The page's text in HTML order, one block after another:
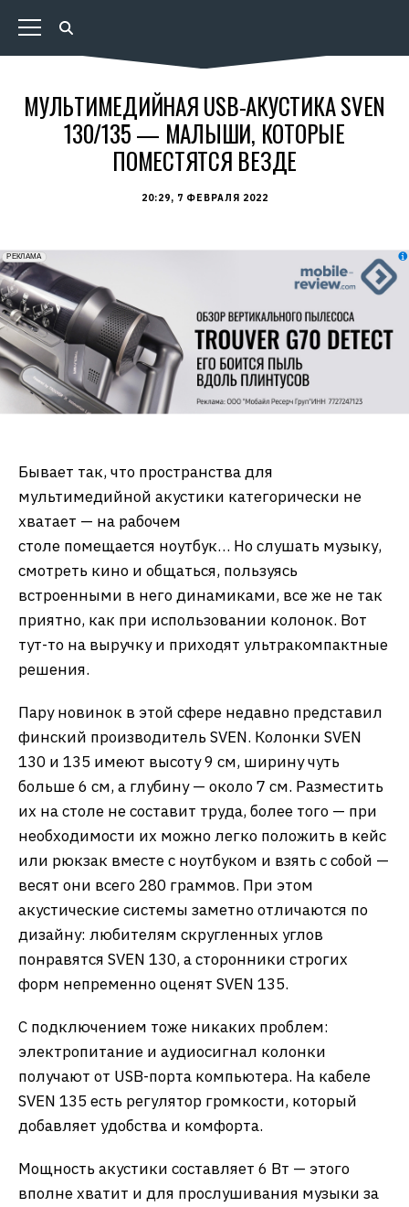
МУЛЬТИМЕДИЙНАЯ USB-АКУСТИКА SVEN
130/135 — МАЛЫШИ, КОТОРЫЕ
ПОМЕСТЯТСЯ ВЕЗДЕ
20:29, 7 ФЕВРАЛЯ 2022
erid: 2VfnxxmNzs5
РЕКЛАМА
Бывает так, что пространства для
мультимедийной акустики категорически не
хватает — на рабочем
столе помещается ноутбук… Но слушать музыку,
смотреть кино и общаться, пользуясь
встроенными в него динамиками, все же не так
приятно, как при использовании колонок. Вот
тут-то на выручку и приходят ультракомпактные
решения.
Пару новинок в этой сфере недавно представил
финский производитель SVEN. Колонки SVEN
130 и 135 имеют высоту 9 см, ширину чуть
больше 6 см, а глубину — около 7 см. Разместить
их на столе не составит труда, более того — при
необходимости их можно легко положить в кейс
или рюкзак вместе с ноутбуком и взять с собой —
весят они всего 280 граммов. При этом
акустические системы заметно отличаются по
дизайну: любителям скругленных углов
понравятся SVEN 130, а сторонники строгих
форм непременно оценят SVEN 135.
С подключением тоже никаких проблем:
электропитание и аудиосигнал колонки
получают от USB-порта компьютера. На кабеле
SVEN 135 есть регулятор громкости, который
добавляет удобства и комфорта.
Мощность акустики составляет 6 Вт — этого
вполне хватит и для прослушивания музыки за